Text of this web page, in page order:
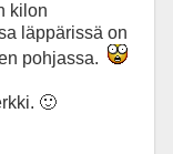
kilon
läppärissä on
pohjassa.
🙂